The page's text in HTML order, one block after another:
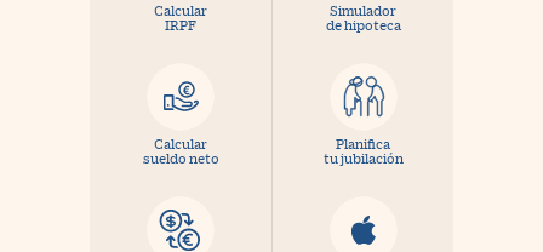
Calcular
IRPF
Simulador
de hipoteca
Calcular
sueldo neto
Planifica
tu jubilación